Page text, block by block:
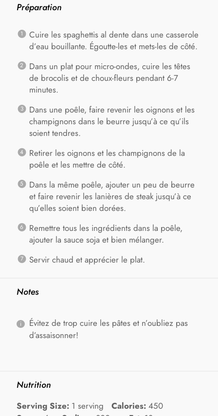
Préparation
Cuire les spaghettis al dente dans une casserole
d’eau bouillante. Égoutte-les et mets-les de côté.
Dans un plat pour micro-ondes, cuire les têtes
de brocolis et de choux-fleurs pendant 6-7
minutes.
Dans une poêle, faire revenir les oignons et les
champignons dans le beurre jusqu’à ce qu’ils
soient tendres.
Retirer les oignons et les champignons de la
poêle et les mettre de côté.
Dans la même poêle, ajouter un peu de beurre
et faire revenir les lanières de steak jusqu’à ce
qu’elles soient bien dorées.
Remettre tous les ingrédients dans la poêle,
ajouter la sauce soja et bien mélanger.
Servir chaud et apprécier le plat.
Notes
Évitez de trop cuire les pâtes et n’oubliez pas
d’assaisonner!
Nutrition
Serving Size: 1 serving Calories: 450